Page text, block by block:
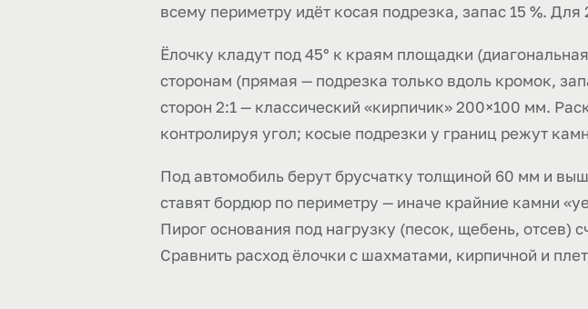
всему периметру идёт косая подрезка, запас 15 %. Для
Ёлочку кладут под 45° к краям площадки
сторонам (прямая — подрезка только вдоль кромок,
сторон 2:1 — классический «кирпичик» 200×100 мм.
контролируя угол; косые подрезки у границ режут
Под автомобиль берут брусчатку толщиной 60 мм и
ставят бордюр по периметру — иначе крайние камни
Пирог основания под нагрузку (песок, щебень, отсев)
Сравнить расход ёлочки с шахматами, кирпичной и